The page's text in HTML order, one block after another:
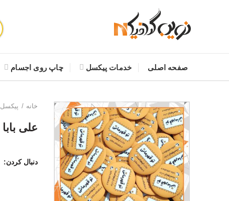
صفحه اصلی خدمات پیکسل چاپ روی اجسام
خانه پیکسل
علی بابا
دنبال کردن